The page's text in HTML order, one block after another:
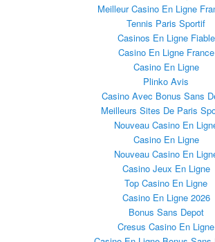
Meilleur Casino En Ligne
Tennis Paris Sportif
Casinos En Ligne Fiable
Casino En Ligne France
Casino En Ligne
Plinko Avis
Casino Avec Bonus Sans
Meilleurs Sites De Paris
Nouveau Casino En
Casino En Ligne
Nouveau Casino En
Casino Jeux En Ligne
Top Casino En Ligne
Casino En Ligne 2026
Bonus Sans Depot
Cresus Casino En Ligne